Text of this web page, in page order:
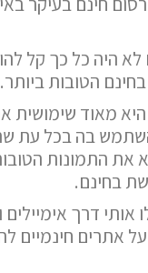
לא היה כל כך קל
הטובות ביותר.
היא מאוד שימושית
בה בכל עת
את התמונות
בחינם.
אותי דרך אימיילים
אתרים חינמיים